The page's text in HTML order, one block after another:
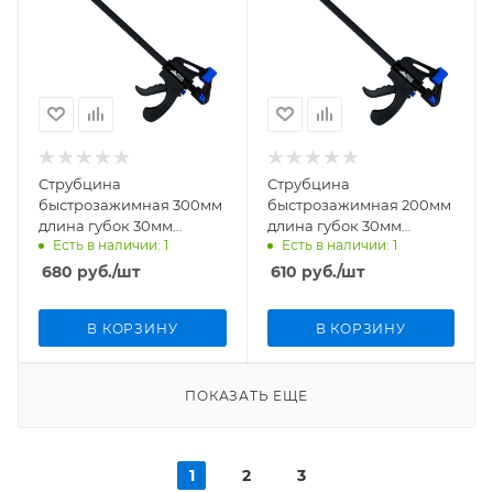
Струбцина
быстрозажимная 300мм
длина губок 30мм
VertexTools 2056-300
Есть в наличии: 1
680 руб./шт
В КОРЗИНУ
Струбцина
быстрозажимная 200мм
длина губок 30мм
VertexTools 2056-200
Есть в наличии: 1
610 руб./шт
В КОРЗИНУ
ПОКАЗАТЬ ЕЩЕ
1 2 3